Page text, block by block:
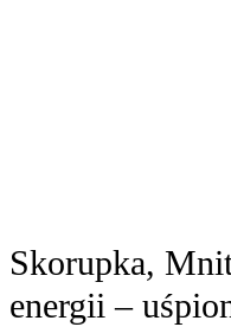
Skorupka,
energii –